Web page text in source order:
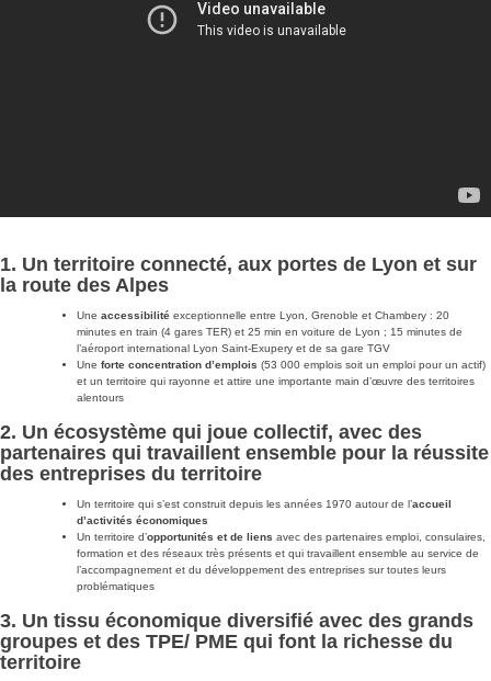
1. Un territoire connecté, aux portes de Lyon et sur
la route des Alpes
Une accessibilité exceptionnelle entre Lyon, Grenoble et Chambery : 20
minutes en train (4 gares TER) et 25 min en voiture de Lyon ; 15 minutes de
l’aéroport international Lyon Saint-Exupery et de sa gare TGV
Une forte concentration d’emplois (53 000 emplois soit un emploi pour un actif)
et un territoire qui rayonne et attire une importante main d’œuvre des territoires
alentours
2. Un écosystème qui joue collectif, avec des
partenaires qui travaillent ensemble pour la réussite
des entreprises du territoire
Un territoire qui s’est construit depuis les années 1970 autour de l’accueil
d’activités économiques
Un territoire d’opportunités et de liens avec des partenaires emploi, consulaires,
formation et des réseaux très présents et qui travaillent ensemble au service de
l’accompagnement et du développement des entreprises sur toutes leurs
problématiques
3. Un tissu économique diversifié avec des grands
groupes et des TPE/ PME qui font la richesse du
territoire